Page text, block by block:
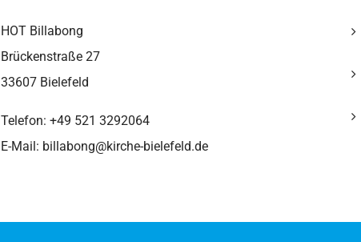
HOT Billabong
Brückenstraße 27
33607 Bielefeld
Telefon: +49 521 3292064
E-Mail: billabong@kirche-bielefeld.de